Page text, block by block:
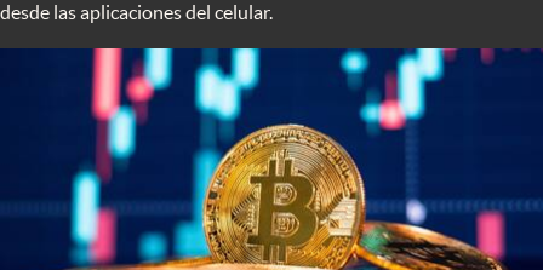
Infotechnology
Mundial 2026
Eventos Corporativos
El Cronista Studio
desde las aplicaciones del celular.